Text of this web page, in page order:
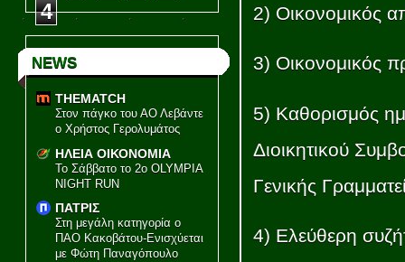
4
NEWS
THEMATCH
Στον πάγκο του ΑΟ Λεβάντε
ο Χρήστος Γερολυμάτος
ΗΛΕΙΑ ΟΙΚΟΝΟΜΙΑ
Το Σάββατο το 2ο OLYMPIA
NIGHT RUN
ΠΑΤΡΙΣ
Στη μεγάλη κατηγορία ο
ΠΑΟ Κακοβάτου-Ενισχύεται
με Φώτη Παναγόπουλο
2) Οικονομικός
3) Οικονομικός
5) Καθορισμός
Διοικητικού
Γενικής
4) Ελεύθερη